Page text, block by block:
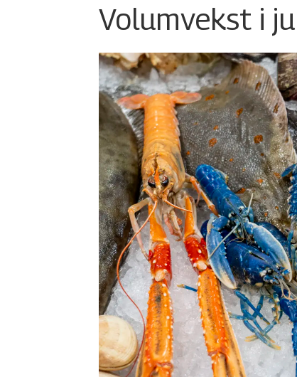
Volumvekst i